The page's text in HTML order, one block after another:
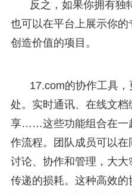
反之，如果你拥有独
也可以在平台上展示你的
创造价值的项目。
17.com的协作工具
处。实时通讯、在线文
享……这些功能组合在一
作流程。团队成员可以在
讨论、协作和管理，大
传递的损耗。这种高效